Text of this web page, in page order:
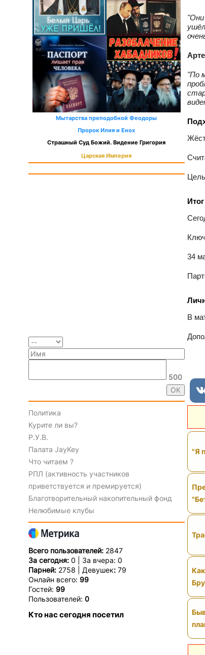
Мытарства преподобной Феодоры
Пророк Илия и Енох
Страшный Суд Божий. Видение Григория
Царская Империя
500
Политика
Курите ли вы?
Р.У.В.
Палата JayKey
Что читаем ?
РПЛ (активность участников
приветствуется и премируется)
Благотворительный накопительный фонд
Нелюбимые клубы
Всего пользователей: 2847
За сегодня: 0 | За вчера: 0
Парней: 2758 | Девушек:79
Онлайн всего: 99
Гостей: 99
Пользователей: 0
Кто нас сегодня посетил
"Они
"По
Итог
34
В
"Я